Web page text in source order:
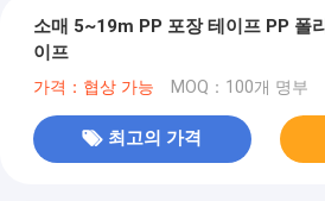
소매 5~19m PP 포장 테이프 PP 폴
이프
가격：협상 가능 MOQ：100개 명부
최고의 가격